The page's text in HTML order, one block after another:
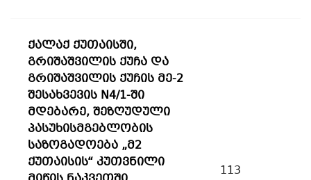
ქალაქ ქუთაისში,
გრიშაშვილის ქუჩა და
გრიშაშვილის ქუჩის მე-2
შესახვევის N4/1-ში
მდებარე, შეზღუდული
პასუხისმგებლობის
საზოგადოება „მ2
ქუთაისის“ კუთვნილი
113